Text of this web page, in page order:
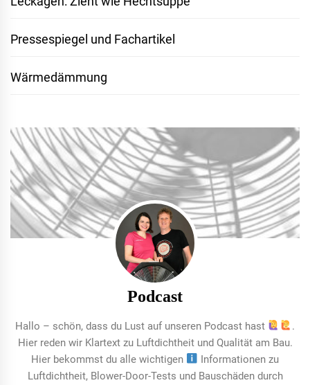
Pressespiegel und Fachartikel
Wärmedämmung
Podcast
Hallo – schön, dass du Lust auf unseren Podcast hast
.
Hier reden wir Klartext zu Luftdichtheit und Qualität am Bau.
Hier bekommst du alle wichtigen
Informationen zu
Luftdichtheit, Blower-Door-Tests und Bauschäden durch